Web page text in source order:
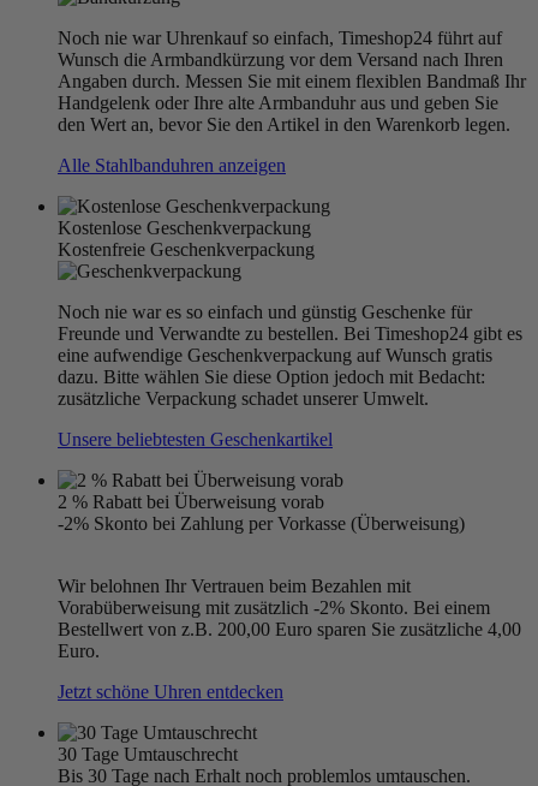
Noch nie war Uhrenkauf so einfach, Timeshop24 führt auf
Wunsch die Armbandkürzung vor dem Versand nach Ihren
Angaben durch. Messen Sie mit einem flexiblen Bandmaß Ihr
Handgelenk oder Ihre alte Armbanduhr aus und geben Sie
den Wert an, bevor Sie den Artikel in den Warenkorb legen.
Alle Stahlbanduhren anzeigen
Kostenlose Geschenkverpackung
Kostenfreie Geschenkverpackung
Noch nie war es so einfach und günstig Geschenke für
Freunde und Verwandte zu bestellen. Bei Timeshop24 gibt es
eine aufwendige Geschenkverpackung auf Wunsch gratis
dazu. Bitte wählen Sie diese Option jedoch mit Bedacht:
zusätzliche Verpackung schadet unserer Umwelt.
Unsere beliebtesten Geschenkartikel
2 % Rabatt bei Überweisung vorab
-2% Skonto bei Zahlung per Vorkasse (Überweisung)
Wir belohnen Ihr Vertrauen beim Bezahlen mit
Vorabüberweisung mit zusätzlich -2% Skonto. Bei einem
Bestellwert von z.B. 200,00 Euro sparen Sie zusätzliche 4,00
Euro.
Jetzt schöne Uhren entdecken
30 Tage Umtauschrecht
Bis 30 Tage nach Erhalt noch problemlos umtauschen.